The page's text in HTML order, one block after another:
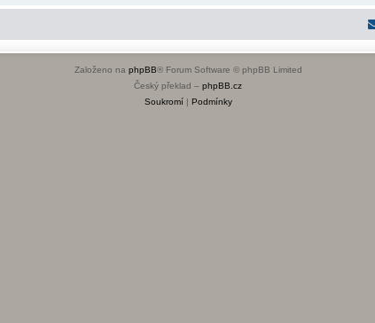
Založeno na phpBB® Forum Software © phpBB Limited
Český překlad – phpBB.cz
Soukromí| Podmínky